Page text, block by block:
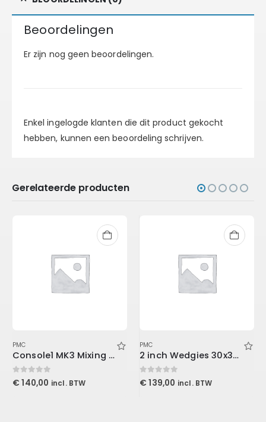
Beoordelingen
Er zijn nog geen beoordelingen.
Enkel ingelogde klanten die dit product gekocht
hebben, kunnen een beoordeling schrijven.
Gerelateerde producten
PMC
Console1 MK3 Mixing System Stand
0out of 5
€ 140,00 incl. BTW
PMC
2 inch Wedgies 30x30x5cm, Purple
0out of 5
€ 139,00 incl. BTW